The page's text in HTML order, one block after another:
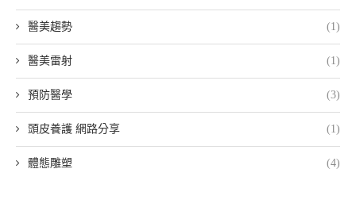
醫美趨勢 (1)
醫美雷射 (1)
預防醫學 (3)
頭皮養護 網路分享 (1)
體態雕塑 (4)